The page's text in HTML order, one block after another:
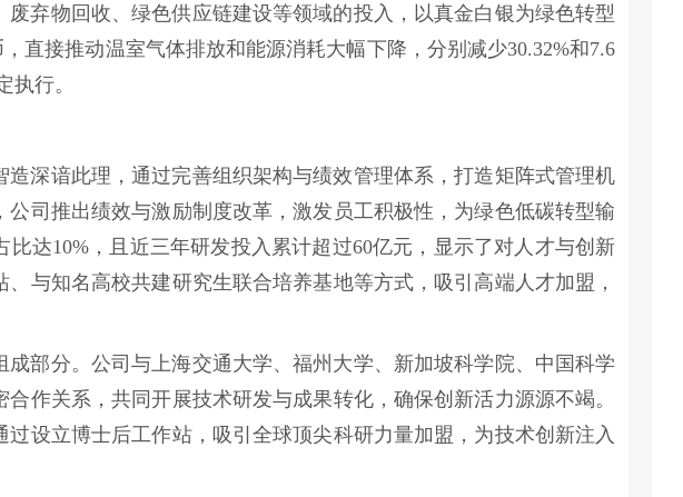
弃物回收、绿色供应链建设等领域的投入，以真金白银为绿色转型
直接推动温室气体排放和能源消耗大幅下降，分别减少30.32%和7.6
行。
造深谙此理，通过完善组织架构与绩效管理体系，打造矩阵式管理机
司推出绩效与激励制度改革，激发员工积极性，为绿色低碳转型输
达10%，且近三年研发投入累计超过60亿元，显示了对人才与创新
与知名高校共建研究生联合培养基地等方式，吸引高端人才加盟，
部分。公司与上海交通大学、福州大学、新加坡科学院、中国科学
作关系，共同开展技术研发与成果转化，确保创新活力源源不竭。
设立博士后工作站，吸引全球顶尖科研力量加盟，为技术创新注入